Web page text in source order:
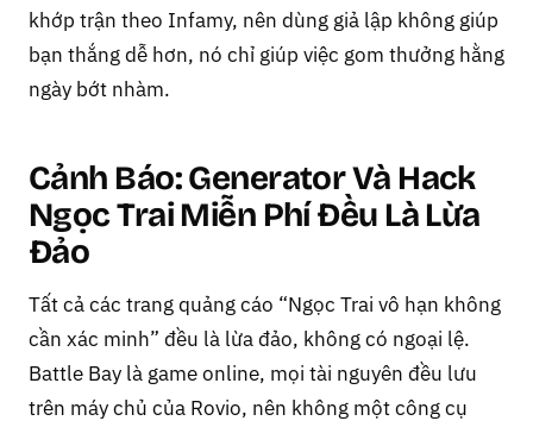
khớp trận theo Infamy, nên dùng giả lập không giúp
bạn thắng dễ hơn, nó chỉ giúp việc gom thưởng hằng
ngày bớt nhàm.
Cảnh Báo: Generator Và Hack
Ngọc Trai Miễn Phí Đều Là Lừa
Đảo
Tất cả các trang quảng cáo “Ngọc Trai vô hạn không
cần xác minh” đều là lừa đảo, không có ngoại lệ.
Battle Bay là game online, mọi tài nguyên đều lưu
trên máy chủ của Rovio, nên không một công cụ